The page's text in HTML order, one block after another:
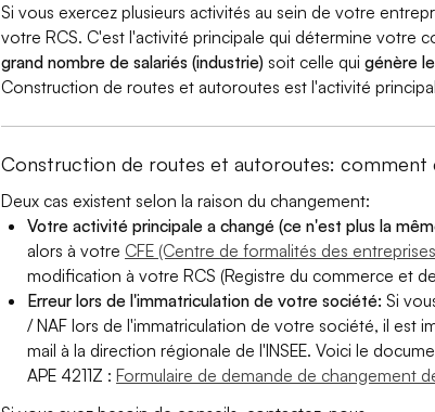
Si vous exercez plusieurs activités au sein de votre
votre RCS. C'est l'activité principale qui détermine votre
grand nombre de salariés (industrie) soit celle quigénère
Construction de routes et autoroutes est l'activité
Construction de routes et autoroutes: comment
Deux cas existent selon la raison du changement:
Votre activité principale a changé (ce n'est plus la
alors à votre CFE (Centre de formalités des
modification à votre RCS (Registre du commerce et
Erreur lors de l'immatriculation de votre société:Si
/ NAF lors de l'immatriculation de votre société, il est
mail à la direction régionale de l'INSEE. Voici le
APE 4211Z :Formulaire de demande de changement